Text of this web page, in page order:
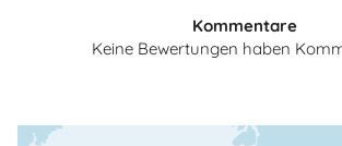
Kommentare
Keine Bewertungen haben